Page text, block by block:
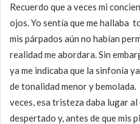
Recuerdo que a veces mi
ojos. Yo sentía que me hallaba
mis párpados aún no habían
realidad me abordara. Sin
ya me indicaba que la sinfonía
de tonalidad menor y
veces, esa tristeza daba lugar al
despertado y, antes de que mis